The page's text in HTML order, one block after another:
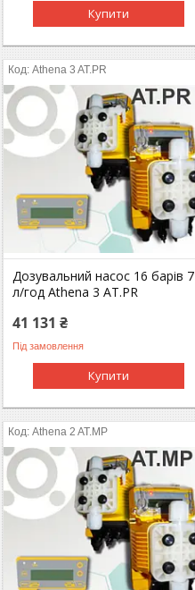
Купити
Athena 3 AT.PR
Дозувальний насос 16 барів 7
л/год Athena 3 AT.PR
41 131 ₴
Під замовлення
Купити
Athena 2 AT.MP